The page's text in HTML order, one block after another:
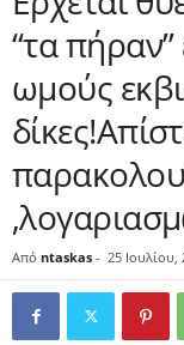
“τα
ωμούς
Από ntaskas - 25 Ιουλίου,